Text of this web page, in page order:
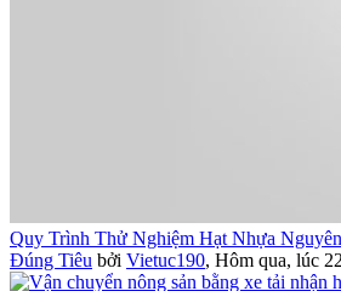
Quy Trình Thử Nghiệm Hạt Nhựa
Đúng Tiêu bởi Vietuc190, Hôm qua, lúc